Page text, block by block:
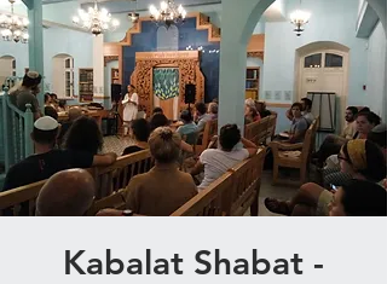
Kabalat Shabat -